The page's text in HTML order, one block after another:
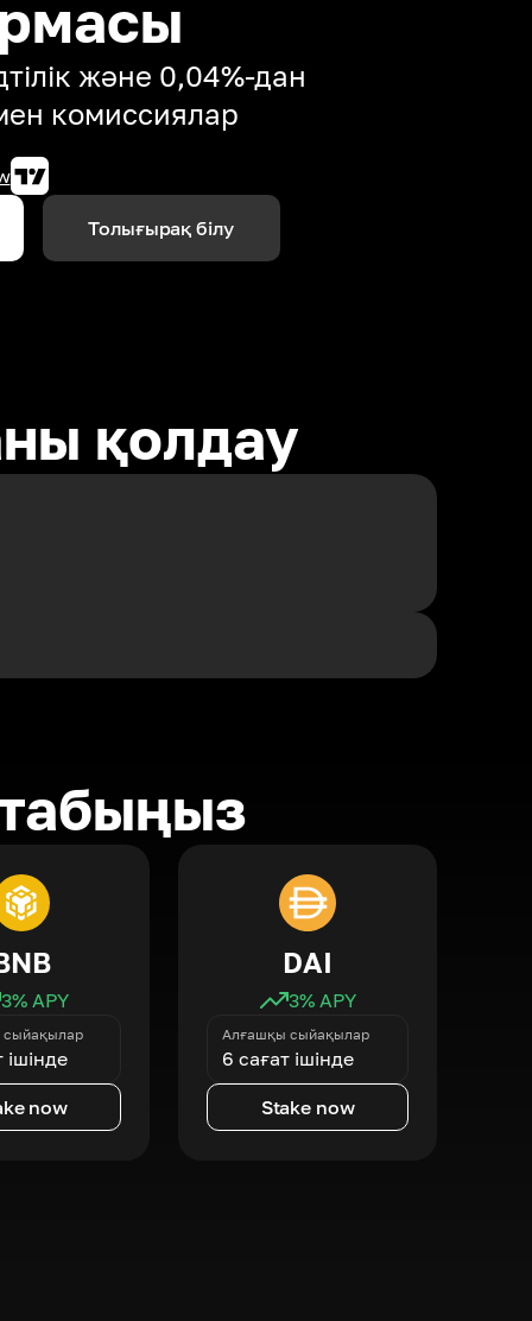
және 0,04%-дан
комиссиялар
Толығырақ білу
қолдау
3% APY
ішінде
now
DAI
3% APY
Алғашқы сыйақылар
6 сағат ішінде
Stake now